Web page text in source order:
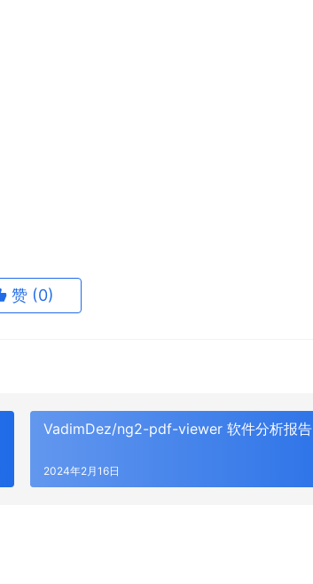
赞 (0)
VadimDez/ng2-pdf-viewer 软件分析报告
2024年2月16日